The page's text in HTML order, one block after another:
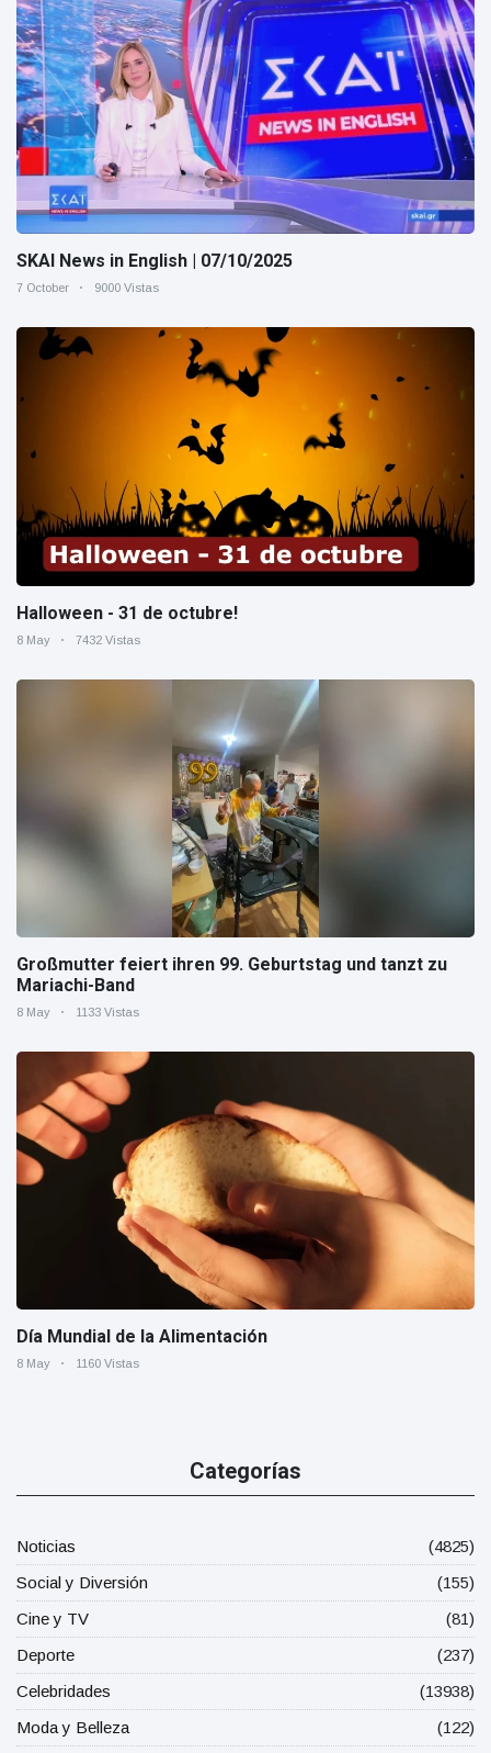
SKAI News in English | 07/10/2025
7 October 9000 Vistas
Halloween - 31 de octubre!
8 May 7432 Vistas
Großmutter feiert ihren 99. Geburtstag und tanzt zu
Mariachi-Band
8 May 1133 Vistas
Día Mundial de la Alimentación
8 May 1160 Vistas
Categorías
Noticias
(4825)
Social y Diversión
(155)
Cine y TV
(81)
Deporte
(237)
Celebridades
(13938)
Moda y Belleza
(122)